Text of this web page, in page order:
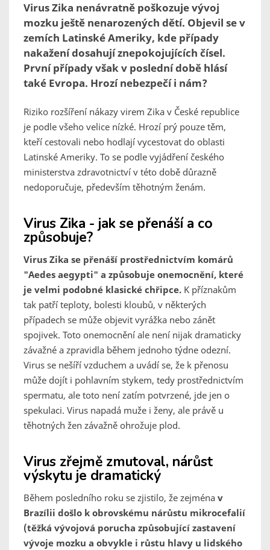
Virus Zika nenávratně poškozuje vývoj
mozku ještě nenarozených dětí. Objevil se v
zemích Latinské Ameriky, kde případy
nakažení dosahují znepokojujících čísel.
První případy však v poslední době hlásí
také Evropa. Hrozí nebezpečí i nám?
Riziko rozšíření nákazy virem Zika v České republice
je podle všeho velice nízké. Hrozí prý pouze těm,
kteří cestovali nebo hodlají vycestovat do oblasti
Latinské Ameriky. To se podle vyjádření českého
ministerstva zdravotnictví v této době důrazně
nedoporučuje, především těhotným ženám.
Virus Zika - jak se přenáší a co
způsobuje?
Virus Zika se přenáší prostřednictvím komárů
"Aedes aegypti" a způsobuje onemocnění, které
je velmi podobné klasické chřipce. K příznakům
tak patří teploty, bolesti kloubů, v některých
případech se může objevit vyrážka nebo zánět
spojivek. Toto onemocnění ale není nijak dramaticky
závažné a zpravidla během jednoho týdne odezní.
Virus se nešíří vzduchem a uvádí se, že k přenosu
může dojít i pohlavním stykem, tedy prostřednictvím
spermatu, ale toto není zatím potvrzené, jde jen o
spekulaci. Virus napadá muže i ženy, ale právě u
těhotných žen závažně ohrožuje plod.
Virus zřejmě zmutoval, nárůst
výskytu je dramatický
Během posledního roku se zjistilo, že zejména v
Brazílii došlo k obrovskému nárůstu mikrocefalií
(těžká vývojová porucha způsobující zastavení
vývoje mozku a obvykle i růstu hlavy u lidského